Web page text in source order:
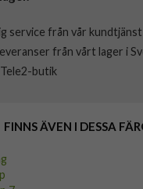
service från vår kundtjänst
från vårt lager i
butik
FINNS ÄVEN I DESSA